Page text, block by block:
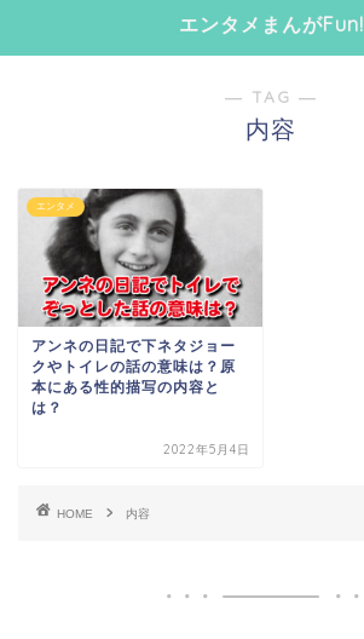
エンタメまんがFun!
― TAG ―
内容
エンタメ
アンネの日記で下ネタジョー
クやトイレの話の意味は？原
本にある性的描写の内容と
は？
2022年5月4日
HOME 内容